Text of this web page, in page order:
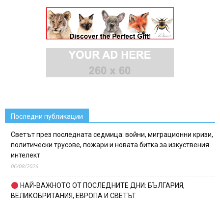
Последни публикации
Светът през последната седмица: войни, миграционни кризи,
политически трусове, пожари и новата битка за изкуствения
интелект
06/08/2026
НАЙ-ВАЖНОТО ОТ ПОСЛЕДНИТЕ ДНИ: БЪЛГАРИЯ,
ВЕЛИКОБРИТАНИЯ, ЕВРОПА И СВЕТЪТ